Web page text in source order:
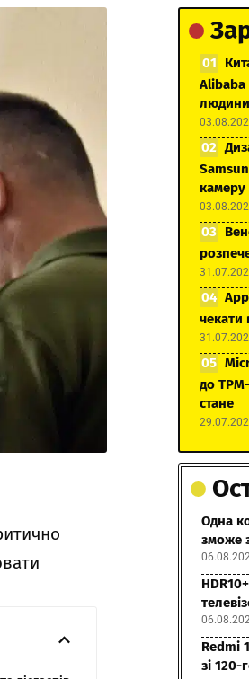
Alibaba
камеру
чекати
до
стане
Одна
зможе
Redmi
зі